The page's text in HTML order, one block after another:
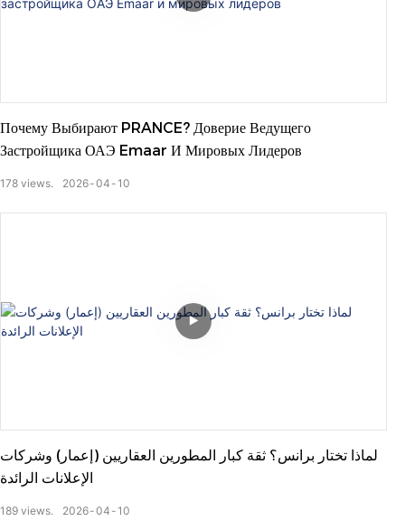
Почему Выбирают PRANCE? Доверие Ведущего
Застройщика ОАЭ Emaar И Мировых Лидеров
2026 04 10
178 views.
لماذا تختار برانس؟ ثقة كبار المطورين العقاريين (إعمار) وشركات
الإعلانات الرائدة
2026 04 10
189 views.